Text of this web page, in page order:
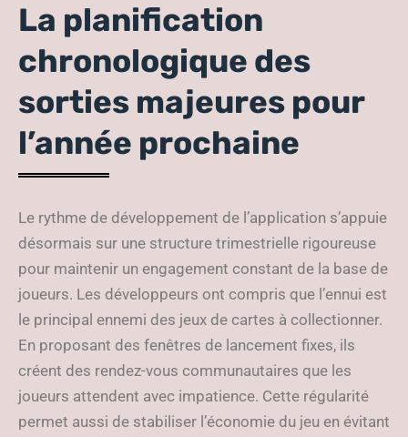
La planification
chronologique des
sorties majeures pour
l’année prochaine
Le rythme de développement de l’application s’appuie
désormais sur une structure trimestrielle rigoureuse
pour maintenir un engagement constant de la base de
joueurs. Les développeurs ont compris que l’ennui est
le principal ennemi des jeux de cartes à collectionner.
En proposant des fenêtres de lancement fixes, ils
créent des rendez-vous communautaires que les
joueurs attendent avec impatience. Cette régularité
permet aussi de stabiliser l’économie du jeu en évitant